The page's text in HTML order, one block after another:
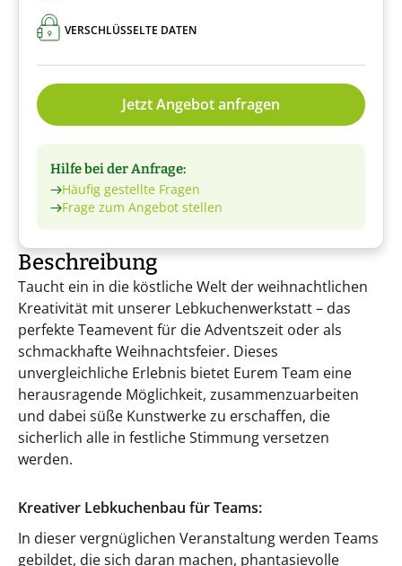
VERSCHLÜSSELTE DATEN
Jetzt Angebot anfragen
Hilfe bei der Anfrage:
Häufig gestellte Fragen
Frage zum Angebot stellen
Beschreibung
Taucht ein in die köstliche Welt der weihnachtlichen
Kreativität mit unserer Lebkuchenwerkstatt – das
perfekte Teamevent für die Adventszeit oder als
schmackhafte Weihnachtsfeier. Dieses
unvergleichliche Erlebnis bietet Eurem Team eine
herausragende Möglichkeit, zusammenzuarbeiten
und dabei süße Kunstwerke zu erschaffen, die
sicherlich alle in festliche Stimmung versetzen
werden.
Kreativer Lebkuchenbau für Teams:
In dieser vergnüglichen Veranstaltung werden Teams
gebildet, die sich daran machen, phantasievolle